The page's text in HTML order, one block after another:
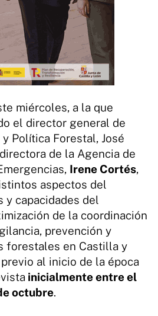
miércoles, a la que
el director general de
Política Forestal, José
de la Agencia de
Irene Cortés,
aspectos del
y capacidades del
de la coordinación
prevención y
forestales en Castilla y
al inicio de la época
inicialmente entre el
octubre.